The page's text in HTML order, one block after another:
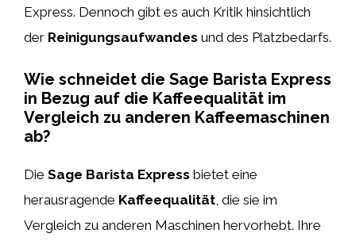
Express. Dennoch gibt es auch Kritik hinsichtlich
der Reinigungsaufwandes und des Platzbedarfs.
Wie schneidet die Sage Barista Express
in Bezug auf die Kaffeequalität im
Vergleich zu anderen Kaffeemaschinen
ab?
Die Sage Barista Express bietet eine
herausragende Kaffeequalität, die sie im
Vergleich zu anderen Maschinen hervorhebt. Ihre